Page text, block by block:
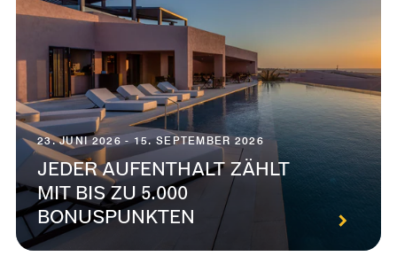
23. JUNI 2026 - 15. SEPTEMBER 2026
JEDER AUFENTHALT ZÄHLT
MIT BIS ZU 5.000
BONUSPUNKTEN